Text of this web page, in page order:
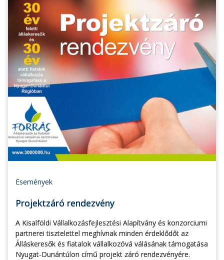
Események
Projektzáró rendezvény
A Kisalföldi Vállalkozásfejlesztési Alapítvány és konzorciumi
partnerei tisztelettel meghívnak minden érdeklődőt az
Álláskeresők és fiatalok vállalkozóvá válásának támogatása
Nyugat-Dunántúlon című projekt záró rendezvényére.